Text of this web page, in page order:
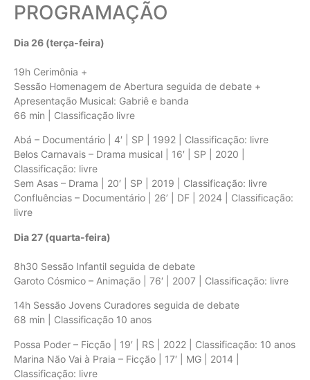
PROGRAMAÇÃO
Dia 26 (terça-feira)
19h Cerimônia +
Sessão Homenagem de Abertura seguida de debate +
Apresentação Musical: Gabriê e banda
66 min | Classificação livre
Abá – Documentário | 4′ | SP | 1992 | Classificação: livre
Belos Carnavais – Drama musical | 16′ | SP | 2020 |
Classificação: livre
Sem Asas – Drama | 20′ | SP | 2019 | Classificação: livre
Confluências – Documentário | 26’ | DF | 2024 | Classificação:
livre
Dia 27 (quarta-feira)
8h30 Sessão Infantil seguida de debate
Garoto Cósmico – Animação | 76′ | 2007 | Classificação: livre
14h Sessão Jovens Curadores seguida de debate
68 min | Classificação 10 anos
Possa Poder – Ficção | 19′ | RS | 2022 | Classificação: 10 anos
Marina Não Vai à Praia – Ficção | 17′ | MG | 2014 |
Classificação: livre